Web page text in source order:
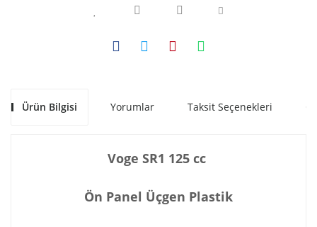
Ürün Bilgisi Yorumlar Taksit Seçenekleri
Voge SR1 125 cc
Ön Panel Üçgen Plastik